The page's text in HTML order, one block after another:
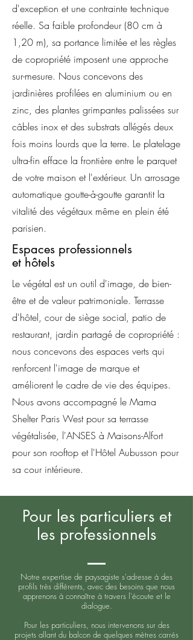
d'exception et une contrainte technique
réelle. Sa faible profondeur (80 cm à
1,20 m), sa portance limitée et les règles
de copropriété imposent une approche
sur-mesure. Nous concevons des
jardinières profilées en aluminium ou en
zinc, des plantes grimpantes palissées sur
câbles inox et des substrats allégés deux
fois moins lourds que la terre. Le platelage
ultra-fin efface la frontière entre le parquet
de votre maison et l'extérieur. Un arrosage
automatique goutte-à-goutte garantit la
vitalité des végétaux même en plein été
parisien.
Espaces professionnels
et hôtels
Le végétal est un outil d'image, de bien-
être et de valeur patrimoniale. Terrasse
d'hôtel, cour de siège social, patio de
restaurant, jardin partagé de copropriété :
nous concevons des espaces verts qui
renforcent l'image de marque et
améliorent le cadre de vie des équipes.
Nous avons accompagné le Mama
Shelter Paris West pour sa terrasse
végétalisée, l'ANSES à Maisons-Alfort
pour son rooftop et l'Hôtel Aubusson pour
sa cour intérieure.
Pour les particuliers et
les professionnels
Notre expertise de paysagiste s'adresse à des
profils très différents, avec des besoins que nous
apprenons à connaître à travers l'écoute et le
dialogue.
Pour les particuliers, nous intervenons sur des
projets allant du balcon de quelques mètres carrés